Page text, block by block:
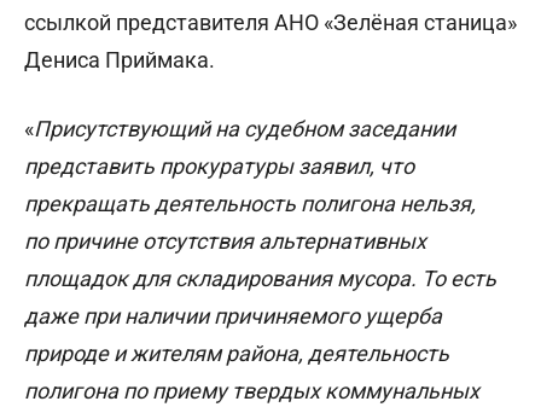
ссылкой представителя АНО «Зелёная станица»
Дениса Приймака.
«Присутствующий на судебном заседании
представить прокуратуры заявил, что
прекращать деятельность полигона нельзя,
по причине отсутствия альтернативных
площадок для складирования мусора. То есть
даже при наличии причиняемого ущерба
природе и жителям района, деятельность
полигона по приему твердых коммунальных